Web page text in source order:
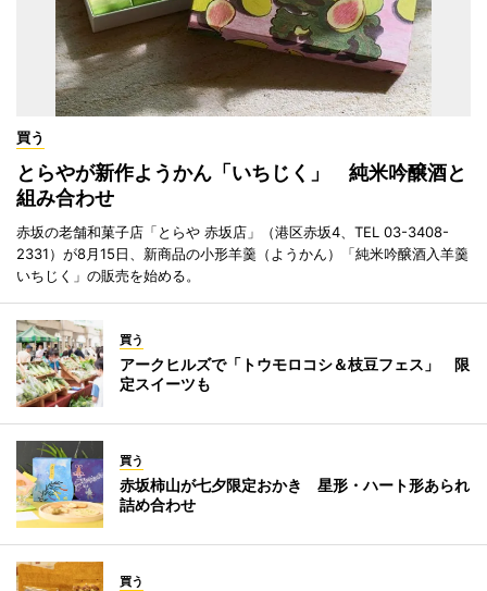
買う
とらやが新作ようかん「いちじく」 純米吟醸酒と
組み合わせ
赤坂の老舗和菓子店「とらや 赤坂店」（港区赤坂4、TEL 03-3408-
2331）が8月15日、新商品の小形羊羹（ようかん）「純米吟醸酒入羊羹
いちじく」の販売を始める。
買う
アークヒルズで「トウモロコシ＆枝豆フェス」 限
定スイーツも
買う
赤坂柿山が七夕限定おかき 星形・ハート形あられ
詰め合わせ
買う